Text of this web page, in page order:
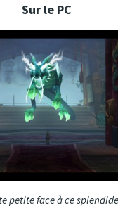
Sur le PC
petite face à ce